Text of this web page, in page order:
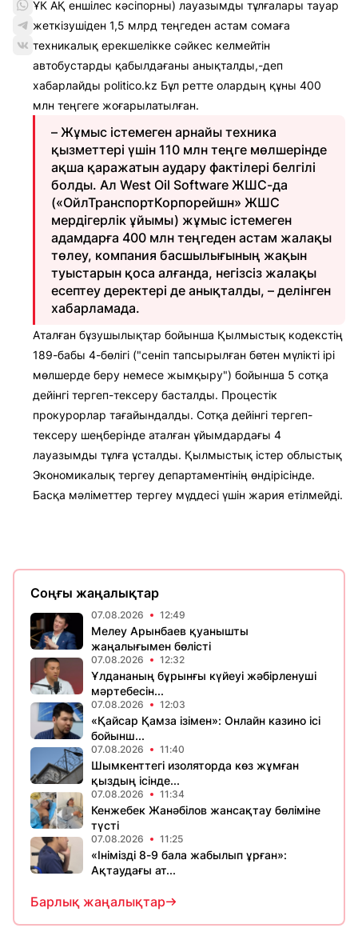
ҰК АҚ еншілес кәсіпорны) лауазымды тұлғалары тауар
жеткізушіден 1,5 млрд теңгеден астам сомаға
техникалық ерекшелікке сәйкес келмейтін
автобустарды қабылдағаны анықталды,-деп
хабарлайды politico.kz Бұл ретте олардың құны 400
млн теңгеге жоғарылатылған.
– Жұмыс істемеген арнайы техника
қызметтері үшін 110 млн теңге мөлшерінде
ақша қаражатын аудару фактілері белгілі
болды. Ал West Oil Software ЖШС-да
(«ОйлТранспортКорпорейшн» ЖШС
мердігерлік ұйымы) жұмыс істемеген
адамдарға 400 млн теңгеден астам жалақы
төлеу, компания басшылығының жақын
туыстарын қоса алғанда, негізсіз жалақы
есептеу деректері де анықталды, – делінген
хабарламада.
Аталған бұзушылықтар бойынша Қылмыстық кодекстің
189-бабы 4-бөлігі ("сеніп тапсырылған бөтен мүлікті ірі
мөлшерде беру немесе жымқыру") бойынша 5 сотқа
дейінгі тергеп-тексеру басталды. Процестік
прокурорлар тағайындалды. Сотқа дейінгі тергеп-
тексеру шеңберінде аталған ұйымдардағы 4
лауазымды тұлға ұсталды. Қылмыстық істер облыстық
Экономикалық тергеу департаментінің өндірісінде.
Басқа мәліметтер тергеу мүддесі үшін жария етілмейді.
Соңғы жаңалықтар
07.08.2026 12:49
Мелеу Арынбаев қуанышты
жаңалығымен бөлісті
07.08.2026 12:32
Ұлдананың бұрынғы күйеуі жәбірленуші
мәртебесін...
07.08.2026 12:03
«Қайсар Қамза ізімен»: Онлайн казино ісі
бойынш...
07.08.2026 11:40
Шымкенттегі изоляторда көз жұмған
қыздың ісінде...
07.08.2026 11:34
Кенжебек Жанәбілов жансақтау бөліміне
түсті
07.08.2026 11:25
«Інімізді 8-9 бала жабылып ұрған»:
Ақтаудағы ат...
Барлық жаңалықтар